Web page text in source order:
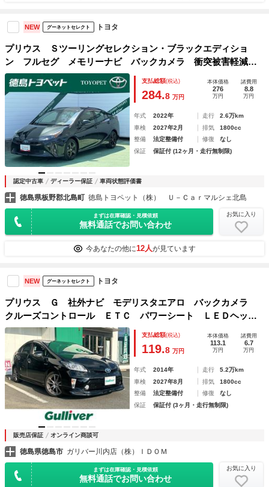
NEW グーネットセレクト トヨタ
プリウス Ｓツーリングセレクション・ブラックエディショ
ン フルセグ メモリーナビ バックカメラ 衝突被害軽減シ
ステム ＥＴＣ ＬＥＤヘッドランプ
支払総額(税込)
284.8 万円
本体価格
276
万円
諸費用
8.8
万円
年式 2022年 走行
2.6万km
車検
2027年2月 排気
1800cc
整備
法定整備付 修復
なし
保証
保証付 (12ヶ月・走行無制限)
認定中古車 ディーラー保証 車両状態評価書
徳島県板野郡北島町 徳島トヨペット（株） Ｕ－Ｃａｒマルシェ北島
まずは在庫確認・見積依頼
無料通話でお問い合わせ
お気に入り
今あなたの他に12人が見ています
NEW グーネットセレクト トヨタ
プリウス Ｇ 社外ナビ モデリスタエアロ バックカメラ
クルーズコントロール ＥＴＣ パワーシート ＬＥＤヘッド
ライト スマートキー スペアキー ＬＥＤヘッドライト Ａ
ＡＣ プッシュスタート 電動格納ミラー
支払総額(税込)
119.8 万円
本体価格
113.1
万円
諸費用
6.7
万円
年式 2014年 走行
5.2万km
車検
2027年8月 排気
1800cc
整備
法定整備付 修復
なし
保証
保証付 (3ヶ月・走行無制限)
販売店保証 オンライン商談可
徳島県徳島市 ガリバー川内店（株）ＩＤＯＭ
まずは在庫確認・見積依頼
無料通話でお問い合わせ
お気に入り